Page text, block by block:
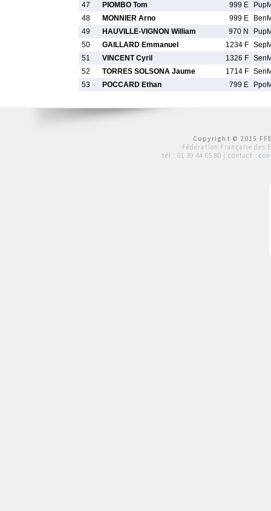
47
PIOMBO Tom 999 E
48
MONNIER Arno 999 E
49
HAUVILLE-VIGNON William 970 N
50
GAILLARD Emmanuel 1234 F
51
VINCENT Cyril 1326 F
52
TORRES SOLSONA Jaume 1714 F
53
POCCARD Ethan 799 E
Copyright © 2015
Fédération Française des
tél : 01 39 44 65 80 | contact :